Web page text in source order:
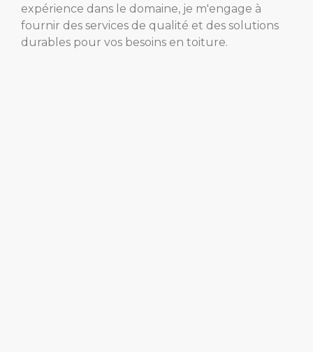
expérience dans le domaine, je m'engage à
fournir des services de qualité et des solutions
durables pour vos besoins en toiture.